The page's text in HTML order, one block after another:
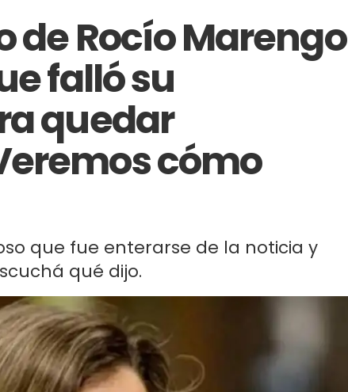
de Rocío Marengo
falló su
quedar
cómo
que fue enterarse de la noticia y
qué dijo.